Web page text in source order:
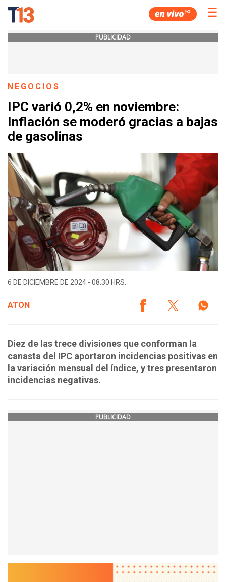
☰
PUBLICIDAD
NEGOCIOS
IPC varió 0,2% en noviembre:
Inflación se moderó gracias a bajas
de gasolinas
6 DE DICIEMBRE DE 2024 - 08:30 HRS.
ATON
Diez de las trece divisiones que conforman la
canasta del IPC aportaron incidencias positivas en
la variación mensual del índice, y tres presentaron
incidencias negativas.
PUBLICIDAD